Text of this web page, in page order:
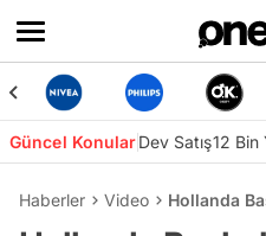
Güncel KonularDev Satış12 Bin
Haberler Video Hollanda